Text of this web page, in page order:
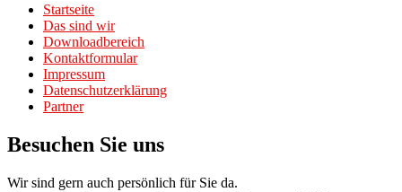
Startseite
Das sind wir
Downloadbereich
Kontaktformular
Impressum
Datenschutzerklärung
Partner
Besuchen Sie uns
Wir sind gern auch persönlich für Sie da.